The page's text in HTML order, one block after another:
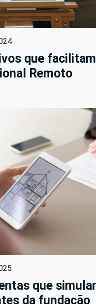
que
Remoto
que
da fundação